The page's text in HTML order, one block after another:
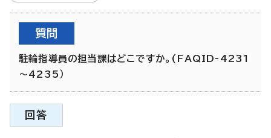
質問
駐輪指導員の担当課はどこですか。(FAQID-4231
～4235）
回答